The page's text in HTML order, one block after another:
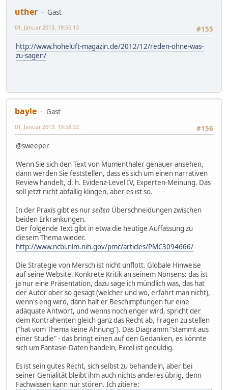
uther
Gast
#155
01. Januar 2013, 19:50:13
http://www.hoheluft-magazin.de/2012/12/reden-ohne-was-
zu-sagen/
bayle
Gast
#156
01. Januar 2013, 19:58:32
@sweeper
Wenn Sie sich den Text von Mumenthaler genauer ansehen,
dann werden Sie feststellen, dass es sich um einen narrativen
Review handelt, d. h. Evidenz-Level IV, Experten-Meinung. Das
soll jetzt nicht abfällig klingen, aber es ist so.
In der Praxis gibt es nurselten Überschneidungen zwischen
beiden Erkrankungen.
Der folgende Text gibt in etwa die heutige Auffassung zu
diesem Thema wieder.
http://www.ncbi.nlm.nih.gov/pmc/articles/PMC3094666/
Die Strategie von Mersch ist nicht unflott. Globale Hinweise
auf seine Website. Konkrete Kritik an seinem Nonsens: das ist
ja nur eine Präsentation, dazu sage ich mündlich was, das hat
der Autor aber so gesagt (welcher und wo, erfährt man nicht),
wenn's eng wird, dann hält er Beschimpfungen für eine
adäquate Antwort, und wenns noch enger wird, spricht der
dem Kontrahenten gleich ganz das Recht ab, Fragen zu stellen
("hat vom Thema keine Ahnung"). Das Diagramm "stammt aus
einer Studie" - das bringt einen auf den Gedanken, es könnte
sich um Fantasie-Daten handeln, Excel ist geduldig.
Es ist sein gutes Recht, sich selbst zu behandeln, aber bei
seiner Genialität bleibt ihm auch nichts anderes übrig, denn
Fachwissen kann nur stören. Ich zitiere: